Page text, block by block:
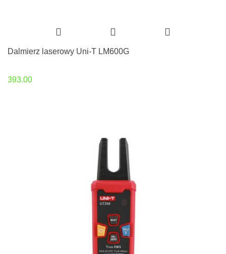
Dalmierz laserowy Uni-T LM600G
393.00